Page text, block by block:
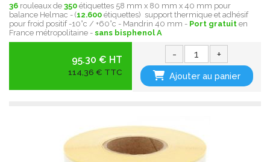
36 rouleaux de 350 étiquettes 58 mm x 80 mm x 40 mm pour
balance Helmac - (12.600 étiquettes) support thermique et adhésif
pour froid positif -10°c / +60°c - Mandrin 40 mm - Port gratuit en
France métropolitaine - sans bisphenol A
95.30 € HT
114,36 € TTC
- +
Ajouter au panier